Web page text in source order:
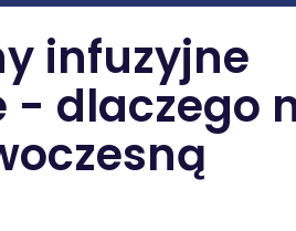
infuzyjne
- dlaczego